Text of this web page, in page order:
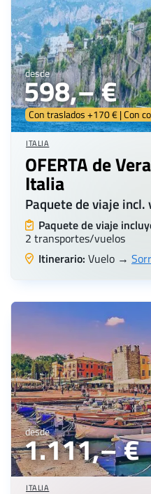
desde
598,– €
Con traslados +170 € | Con
ITALIA
OFERTA de
Italia
Paquete de viaje incl.
Paquete de viaje
2 transportes/vuelos
Itinerario: Vuelo →
desde
1.111,– €
ITALIA